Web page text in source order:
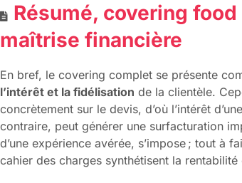
Résumé, covering
maîtrise financière
En bref, le covering complet se présente
l’intérêt et la fidélisation de la clientèle.
concrètement sur le devis, d’où l’intérêt
contraire, peut générer une surfacturation
d’une expérience avérée, s’impose ; tout à
cahier des charges synthétisent la